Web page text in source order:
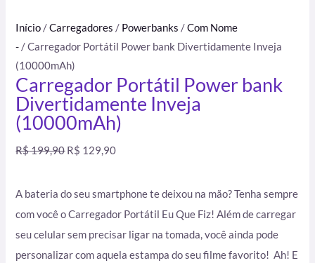
Início /Carregadores / Powerbanks /Com Nome
- / Carregador Portátil Power bank Divertidamente Inveja
(10000mAh)
Carregador Portátil Power bank
Divertidamente Inveja
(10000mAh)
R$199,90 R$ 129,90
A bateria do seu smartphone te deixou na mão? Tenha sempre
com você o Carregador Portátil Eu Que Fiz! Além de carregar
seu celular sem precisar ligar na tomada, você ainda pode
personalizar com aquela estampa do seu filme favorito! Ah! E